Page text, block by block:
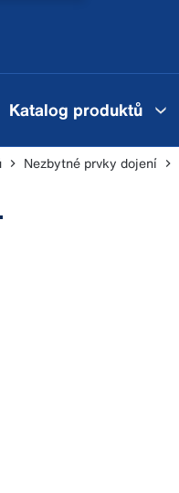
Katalog produktů
Nezbytné prvky dojení